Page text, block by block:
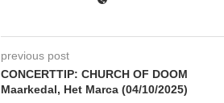
previous post
CONCERTTIP: CHURCH OF DOOM
Maarkedal, Het Marca (04/10/2025)